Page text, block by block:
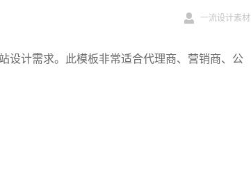
一流设计素材
设计需求。此模板非常适合代理商、营销商、公